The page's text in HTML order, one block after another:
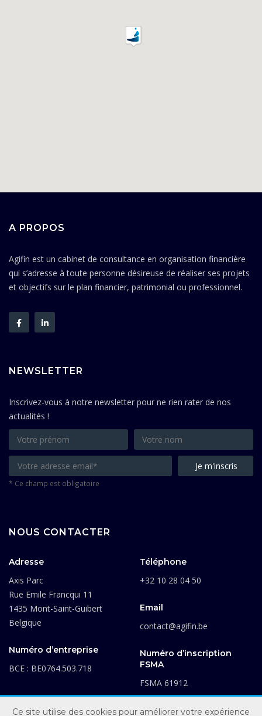
A PROPOS
Agifin est un cabinet de consultance en organisation financière
qui s’adresse à toute personne désireuse de réaliser ses projets
et objectifs sur le plan financier, patrimonial ou professionnel.
NEWSLETTER
Inscrivez-vous à notre newsletter pour ne rien rater de nos
actualités !
* Ce champ est obligatoire
NOUS CONTACTER
Adresse
Axis Parc
Rue Emile Francqui 11
1435 Mont-Saint-Guibert
Belgique
Numéro d’entreprise
BCE : BE0764.503.718
Téléphone
+32 10 28 04 50
Email
contact@agifin.be
Numéro d’inscription
FSMA
FSMA 61912
Ce site utilise des cookies pour améliorer votre expérience